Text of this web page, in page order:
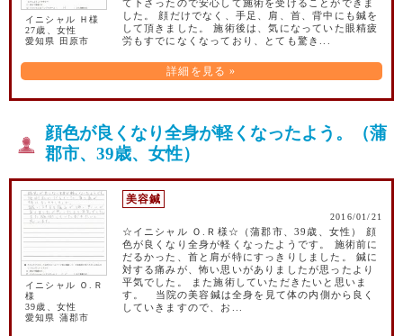
イニシャル Ｈ様
27歳、女性
愛知県 田原市
て下さったので安心して施術を受けることができま
した。 顔だけでなく、手足、肩、首、背中にも鍼を
して頂きました。 施術後は、気になっていた眼精疲
労もすでになくなっており、とても驚き...
詳細を見る »
顔色が良くなり全身が軽くなったよう。（蒲
郡市、39歳、女性）
イニシャル Ｏ.Ｒ
様
39歳、女性
愛知県 蒲郡市
美容鍼
2016/01/21
☆イニシャル Ｏ.Ｒ様☆（蒲郡市、39歳、女性） 顔
色が良くなり全身が軽くなったようです。 施術前に
だるかった、首と肩が特にすっきりしました。 鍼に
対する痛みが、怖い思いがありましたが思ったより
平気でした。 また施術していただきたいと思いま
す。 当院の美容鍼は全身を見て体の内側から良く
していきますので、お...